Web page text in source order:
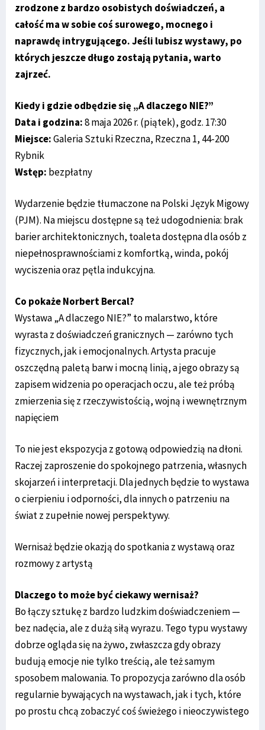
zrodzone z bardzo osobistych doświadczeń, a
całość ma w sobie coś surowego, mocnego i
naprawdę intrygującego. Jeśli lubisz wystawy, po
których jeszcze długo zostają pytania, warto
zajrzeć.
Kiedy i gdzie odbędzie się „A dlaczego NIE?”
Data i godzina:8 maja 2026 r. (piątek), godz. 17:30
Miejsce:Galeria Sztuki Rzeczna, Rzeczna 1, 44-200
Rybnik
Wstęp: bezpłatny
Wydarzenie będzie tłumaczone na Polski Język Migowy
(PJM). Na miejscu dostępne są też udogodnienia: brak
barier architektonicznych, toaleta dostępna dla osób z
niepełnosprawnościami z komfortką, winda, pokój
wyciszenia oraz pętla indukcyjna.
Co pokaże Norbert Bercal?
Wystawa „A dlaczego NIE?” to malarstwo, które
wyrasta z doświadczeń granicznych — zarówno tych
fizycznych, jak i emocjonalnych. Artysta pracuje
oszczędną paletą barw i mocną linią, a jego obrazy są
zapisem widzenia po operacjach oczu, ale też próbą
zmierzenia się z rzeczywistością, wojną i wewnętrznym
napięciem
To nie jest ekspozycja z gotową odpowiedzią na dłoni.
Raczej zaproszenie do spokojnego patrzenia, własnych
skojarzeń i interpretacji. Dla jednych będzie to wystawa
o cierpieniu i odporności, dla innych o patrzeniu na
świat z zupełnie nowej perspektywy.
Wernisaż będzie okazją do spotkania z wystawą oraz
rozmowy z artystą
Dlaczego to może być ciekawy wernisaż?
Bo łączy sztukę z bardzo ludzkim doświadczeniem —
bez nadęcia, ale z dużą siłą wyrazu. Tego typu wystawy
dobrze ogląda się na żywo, zwłaszcza gdy obrazy
budują emocje nie tylko treścią, ale też samym
sposobem malowania. To propozycja zarówno dla osób
regularnie bywających na wystawach, jak i tych, które
po prostu chcą zobaczyć coś świeżego i nieoczywistego